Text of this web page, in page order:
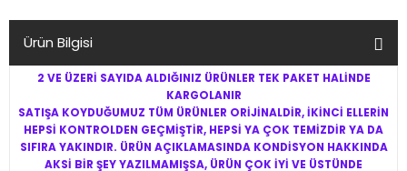
Ürün Bilgisi
2 VE ÜZERİ SAYIDA ALDIĞINIZ ÜRÜNLER TEK PAKET HALİNDE
KARGOLANIR
SATIŞA KOYDUĞUMUZ TÜM ÜRÜNLER ORİJİNALDİR, İKİNCİ ELLERİN
HEPSİ KONTROLDEN GEÇMİŞTİR, HEPSİ YA ÇOK TEMİZDİR YA DA
SIFIRA YAKINDIR. ÜRÜN AÇIKLAMASINDA KONDİSYON HAKKINDA
AKSİ BİR ŞEY YAZILMAMIŞSA, ÜRÜN ÇOK İYİ VE ÜSTÜNDE